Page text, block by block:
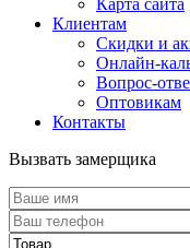
Карта сайта
Клиентам
Скидки и
Онлайн-
Вопрос-
Оптовикам
Контакты
Вызвать замерщика